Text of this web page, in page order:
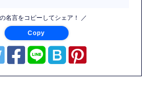
名言をコピーしてシェア！ ／
Copy